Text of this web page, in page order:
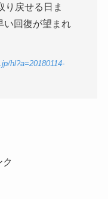
り戻せる日ま
い回復が望まれ
hl?a=20180114-